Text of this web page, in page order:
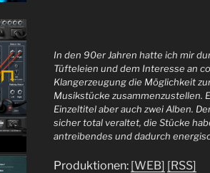
In den 90er Jahren hatte ich mir
Tüfteleien und dem Interesse an
Klangerzeugung die Möglichkeit
Musikstücke zusammenzustellen.
Einzeltitel aber auch zwei Alben.
sicher total veraltet, die Stücke
antreibendes und dadurch
Produktionen: [WEB] [RSS]